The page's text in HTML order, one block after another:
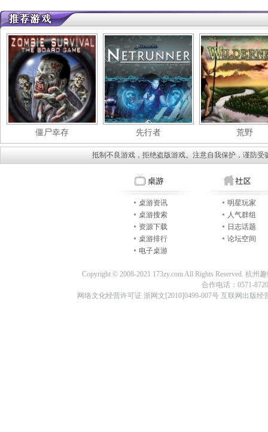
僵尸幸存 先行者 荒野
抵制不良游戏，拒绝盗版游戏。注意自我保护，谨防
桌游资讯
桌游搜索
资源下载
桌游排行
电子桌游
明星玩家
人气群组
日志话题
论坛空间
Copyright © 2008-2021 173zy.com All Rights Reserved. 杭
合作电话：0571-
网络文化经营许可证 浙网文[2010]0499-007号 互联网出版